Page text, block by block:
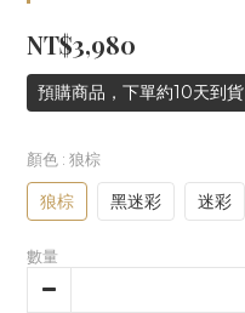
NT$3,980
預購商品，下單約10天到貨
顏色 : 狼棕
狼棕 黑迷彩 迷彩
數量